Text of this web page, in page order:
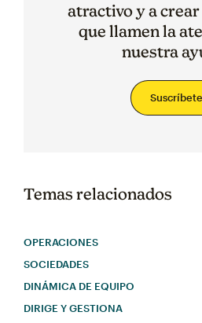
atractivo y a
que llamen la
nuestra
Suscríbete
Temas relacionados
OPERACIONES
SOCIEDADES
DINÁMICA DE EQUIPO
DIRIGE Y GESTIONA